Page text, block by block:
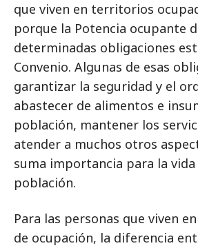
que viven en territorios
porque la Potencia ocupante
determinadas obligaciones
Convenio. Algunas de esas
garantizar la seguridad y el
abastecer de alimentos e
población, mantener los
atender a muchos otros
suma importancia para la
población.
Para las personas que viven
de ocupación, la diferencia